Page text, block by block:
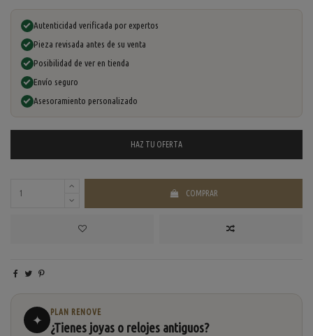
Autenticidad verificada por expertos
Pieza revisada antes de su venta
Posibilidad de ver en tienda
Envío seguro
Asesoramiento personalizado
HAZ TU OFERTA
COMPRAR
✦
PLAN RENOVE
¿Tienes joyas o relojes antiguos?